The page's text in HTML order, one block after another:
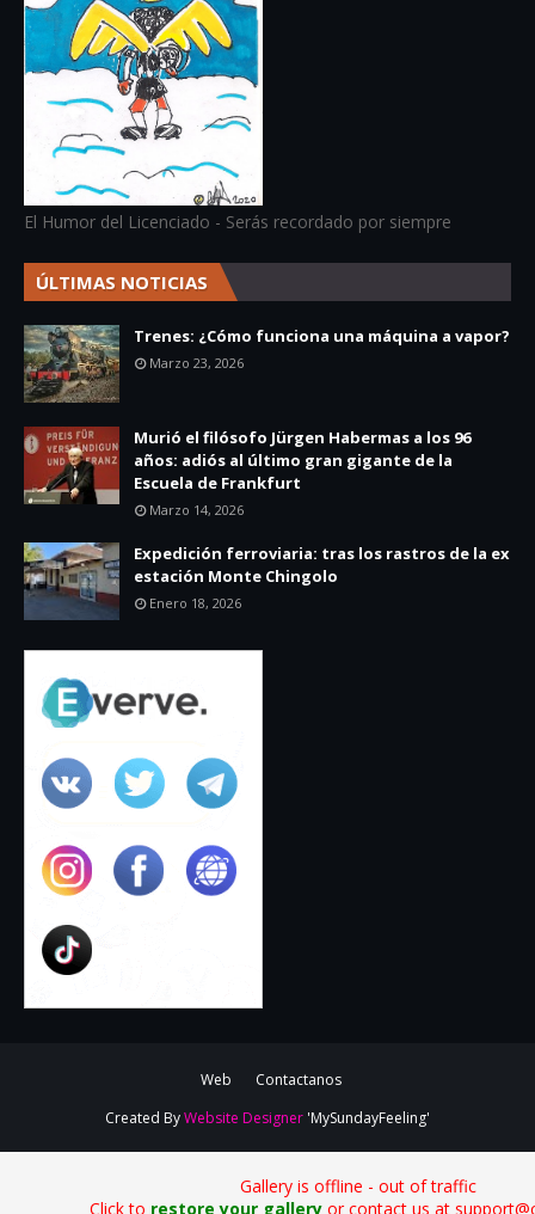
El Humor del Licenciado - Serás recordado por siempre
ÚLTIMAS NOTICIAS
Trenes: ¿Cómo funciona una máquina a vapor?
Marzo 23, 2026
Murió el filósofo Jürgen Habermas a los 96
años: adiós al último gran gigante de la
Escuela de Frankfurt
Marzo 14, 2026
Expedición ferroviaria: tras los rastros de la ex
estación Monte Chingolo
Enero 18, 2026
Web
Contactanos
Created ByWebsite Designer 'MySundayFeeling'
Gallery is offline - out of traffic
Click to restore your galleryor contact us at